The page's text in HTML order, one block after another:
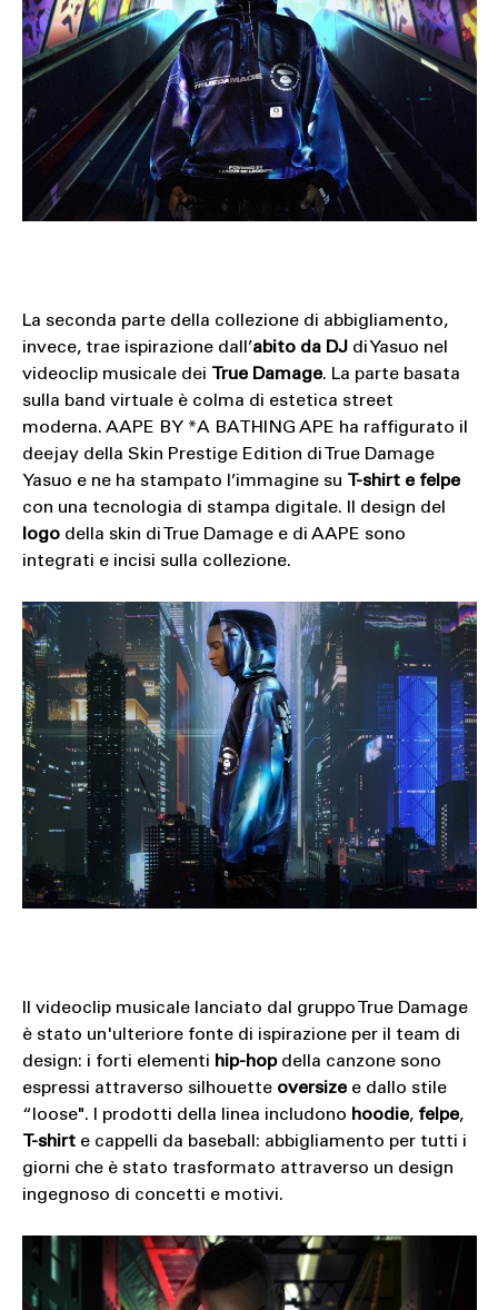
La seconda parte della collezione di abbigliamento,
invece, trae ispirazione dall’abito da DJdi Yasuo nel
videoclip musicale dei
True Damage. La parte basata
sulla band virtuale è colma di estetica street
moderna. AAPE BY *A BATHING APE ha raffigurato il
deejay della Skin Prestige Edition di True Damage
Yasuo e ne ha stampato l’immagine su
T-shirt e felpe
con una tecnologia di stampa digitale. Il design del
logodella skin di True Damage e di AAPE sono
integrati e incisi sulla collezione.
Il videoclip musicale lanciato dal gruppo True Damage
è stato un'ulteriore fonte di ispirazione per il team di
design: i forti elementi hip-hopdella canzone sono
espressi attraverso silhouette oversizee dallo stile
“loose". I prodotti della linea includono hoodie, felpe,
T-shirte cappelli da baseball: abbigliamento per tutti i
giorni che è stato trasformato attraverso un design
ingegnoso di concetti e motivi.